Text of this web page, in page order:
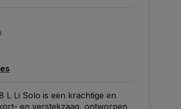
L Li Solo is een krachtige en
en verstekzaag, ontworpen